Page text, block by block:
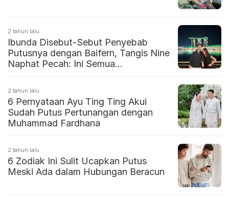
2 tahun lalu
Ibunda Disebut-Sebut Penyebab
Putusnya dengan Baifern, Tangis Nine
Naphat Pecah: Ini Semua
2 tahun lalu
6 Pernyataan Ayu Ting Ting Akui
Sudah Putus Pertunangan dengan
Muhammad Fardhana
2 tahun lalu
6 Zodiak Ini Sulit Ucapkan Putus
Meski Ada dalam Hubungan Beracun